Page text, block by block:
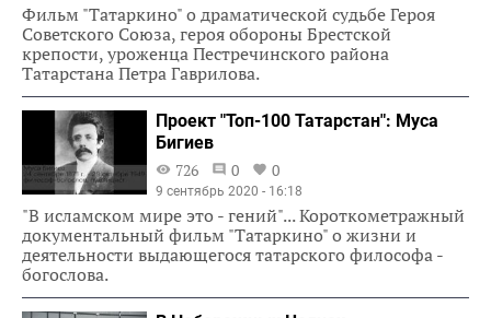
Фильм "Татаркино" о драматической судьбе Героя
Советского Союза, героя обороны Брестской
крепости, уроженца Пестречинского района
Татарстана Петра Гаврилова.
Проект "Топ-100 Татарстан": Муса
Бигиев
726
0 0
9 сентябрь 2020 - 16:18
"В исламском мире это - гений"... Короткометражный
документальный фильм "Татаркино" о жизни и
деятельности выдающегося татарского философа -
богослова.